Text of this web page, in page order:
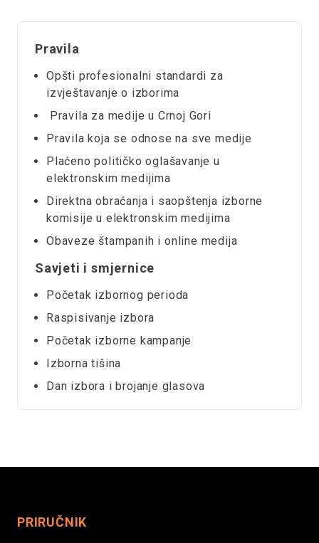
Pravila
Opšti profesionalni standardi za
izvještavanje o izborima
Pravila za medije u Crnoj Gori
Pravila koja se odnose na sve medije
Plaćeno političko oglašavanje u
elektronskim medijima
Direktna obraćanja i saopštenja izborne
komisije u elektronskim medijima
Obaveze štampanih i online medija
Savjeti i smjernice
Početak izbornog perioda
Raspisivanje izbora
Početak izborne kampanje
Izborna tišina
Dan izbora i brojanje glasova
PRIRUČNIK